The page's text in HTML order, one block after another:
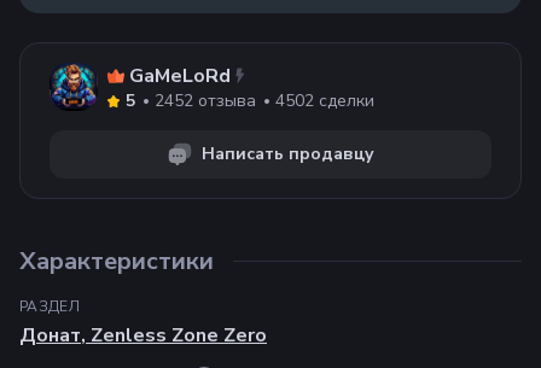
GaMeLoRd
5 2452 отзыва 4502 сделки
Написать продавцу
Характеристики
РАЗДЕЛ
Донат, Zenless Zone Zero